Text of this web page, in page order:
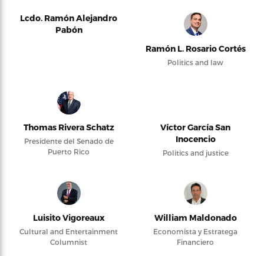
Lcdo. Ramón Alejandro
Pabón
Ramón L. Rosario Cortés
Politics and law
Thomas Rivera Schatz
Presidente del Senado de
Puerto Rico
Víctor García San
Inocencio
Politics and justice
Luisito Vigoreaux
Cultural and Entertainment
Columnist
William Maldonado
Economista y Estratega
Financiero